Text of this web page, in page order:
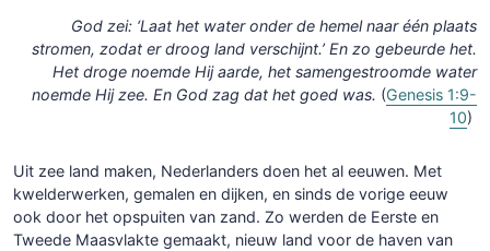
God zei: ‘Laat het water onder de hemel naar één plaats
stromen, zodat er droog land verschijnt.’ En zo gebeurde het.
Het droge noemde Hij aarde, het samengestroomde water
noemde Hij zee. En God zag dat het goed was. (Genesis 1:9-
10)
Uit zee land maken, Nederlanders doen het al eeuwen. Met
kwelderwerken, gemalen en dijken, en sinds de vorige eeuw
ook door het opspuiten van zand. Zo werden de Eerste en
Tweede Maasvlakte gemaakt, nieuw land voor de haven van